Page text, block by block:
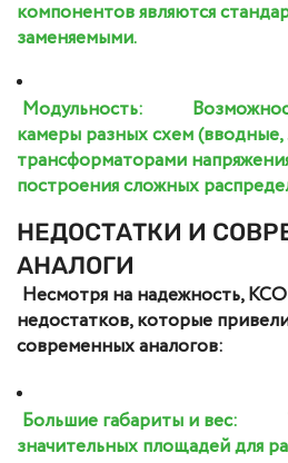
компонентов являются
заменяемыми.
Модульность:
камеры разных схем
трансформаторами
построения сложных
НЕДОСТАТКИ И
АНАЛОГИ
Несмотря на надежность,
недостатков, которые
современных аналогов:
Большие габариты и вес:
значительных площадей для